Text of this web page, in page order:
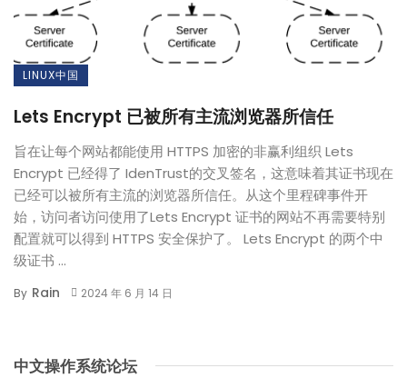
LINUX中国
Lets Encrypt 已被所有主流浏览器所信任
旨在让每个网站都能使用 HTTPS 加密的非赢利组织 Lets
Encrypt 已经得了 IdenTrust的交叉签名，这意味着其证书现在
已经可以被所有主流的浏览器所信任。从这个里程碑事件开
始，访问者访问使用了Lets Encrypt 证书的网站不再需要特别
配置就可以得到 HTTPS 安全保护了。 Lets Encrypt 的两个中
级证书 ...
By Rain 2024 年 6 月 14 日
中文操作系统论坛